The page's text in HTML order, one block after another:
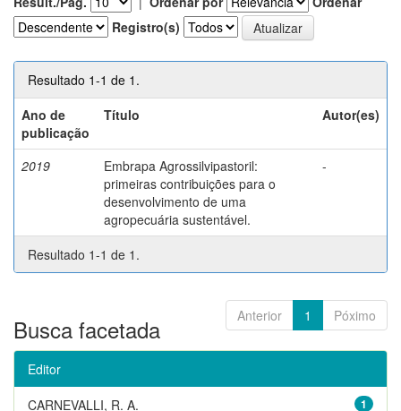
Registro(s)
Resultado 1-1 de 1.
Ano de
publicação
Título Autor(es)
2019
Embrapa Agrossilvipastoril:
primeiras contribuições para o
desenvolvimento de uma
agropecuária sustentável.
-
Resultado 1-1 de 1.
Anterior 1 Póximo
Busca facetada
Editor
1
CARNEVALLI, R. A.